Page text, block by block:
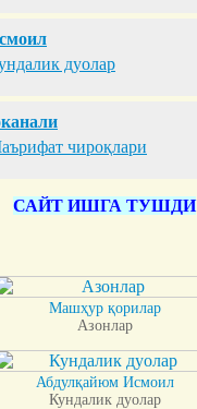
САЙТ ИШГА ТУШДИ
Машҳур қорилар
Азонлар
Абдулқайюм Исмоил
Кундалик дуолар